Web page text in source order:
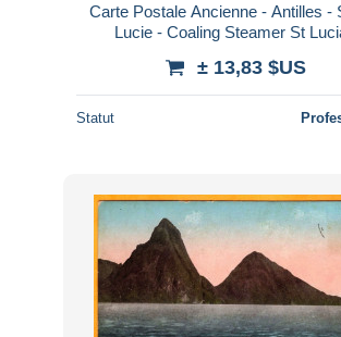
Carte Postale Ancienne - Antilles -
Lucie - Coaling Steamer St
± 13,83 $US
Statut